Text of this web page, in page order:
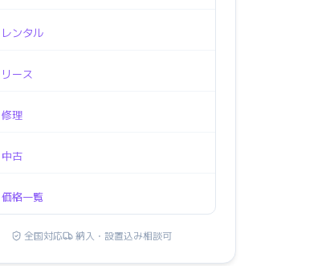
レンタル
リース
修理
中古
価格一覧
全国対応 納入・設置込み相談可